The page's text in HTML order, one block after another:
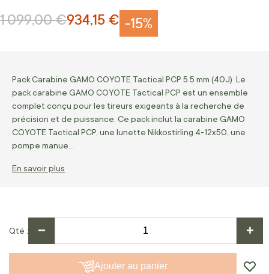
-15%
Prix Spécial
934,15 €
Prix normal
1 099,00 €
Pack Carabine GAMO COYOTE Tactical PCP 5.5 mm (40J) Le
pack carabine GAMO COYOTE Tactical PCP est un ensemble
complet conçu pour les tireurs exigeants à la recherche de
précision et de puissance. Ce pack inclut la carabine GAMO
COYOTE Tactical PCP, une lunette Nikkostirling 4-12x50, une
pompe manue…
En savoir plus
Qté − +
Ajouter au panier